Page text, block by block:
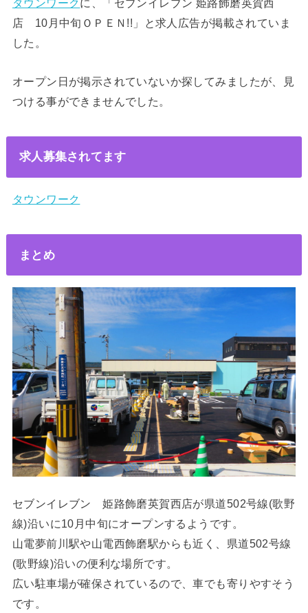
タウンワークに、「セブンイレブン 姫路飾磨英賀西
店 10月中旬ＯＰＥＮ!!」と求人広告が掲載されていま
した。
オープン日が掲示されていないか探してみましたが、見
つける事ができませんでした。
求人募集されてます
タウンワーク
まとめ
セブンイレブン 姫路飾磨英賀西店が県道502号線(歌野
線)沿いに10月中旬にオープンするようです。
山電夢前川駅や山電西飾磨駅からも近く、県道502号線
(歌野線)沿いの便利な場所です。
広い駐車場が確保されているので、車でも寄りやすそう
です。